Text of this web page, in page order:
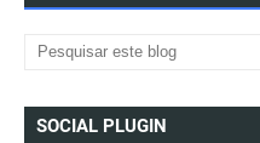
SOCIAL PLUGIN